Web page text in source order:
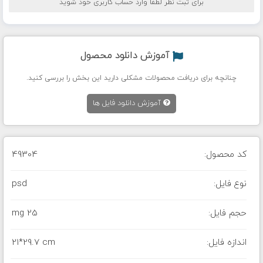
برای ثبت نظر لطفا وارد حساب کاربری خود شوید
آموزش دانلود محصول
چنانچه برای دریافت محصولات مشکلی دارید این بخش را بررسی کنید.
آموزش دانلود فایل ها
کد محصول: 49304
نوع فایل: psd
حجم فایل: 25 mg
اندازه فایل: 21*29.7 cm